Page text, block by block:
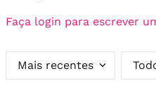
Faça login para escrever
Mais recentes